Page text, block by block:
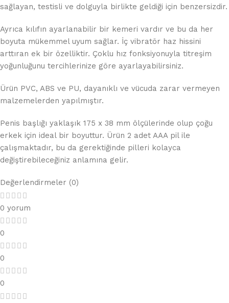
sağlayan, testisli ve dolguyla birlikte geldiği için benzersizdir.
Ayrıca kılıfın ayarlanabilir bir kemeri vardır ve bu da her
boyuta mükemmel uyum sağlar. İç vibratör haz hissini
arttıran ek bir özelliktir. Çoklu hız fonksiyonuyla titreşim
yoğunluğunu tercihlerinize göre ayarlayabilirsiniz.
Ürün PVC, ABS ve PU, dayanıklı ve vücuda zarar vermeyen
malzemelerden yapılmıştır.
Penis başlığı yaklaşık 175 x 38 mm ölçülerinde olup çoğu
erkek için ideal bir boyuttur. Ürün 2 adet AAA pil ile
çalışmaktadır, bu da gerektiğinde pilleri kolayca
değiştirebileceğiniz anlamına gelir.
Değerlendirmeler (0)
0 yorum
0
0
0